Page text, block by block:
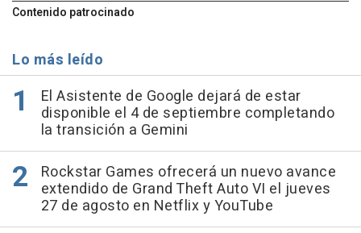
Contenido patrocinado
Lo más leído
El Asistente de Google dejará de estar
disponible el 4 de septiembre completando
la transición a Gemini
Rockstar Games ofrecerá un nuevo avance
extendido de Grand Theft Auto VI el jueves
27 de agosto en Netflix y YouTube